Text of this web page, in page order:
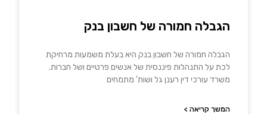
הגבלה חמורה של חשבון בנק
הגבלה חמורה של חשבון בנק היא בעלת משמעות מרחיקת
לכת על התנהלות פיננסית של אנשים פרטיים ושל חברות.
משרד עורכי דין רענן גל ושות' מתמחים
המשך קריאה >